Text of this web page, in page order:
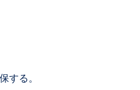
する。